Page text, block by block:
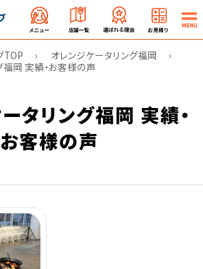
TOP
オレンジケータリング福岡
福岡 実績・お客様の声
タリング福岡 実績・
お客様の声